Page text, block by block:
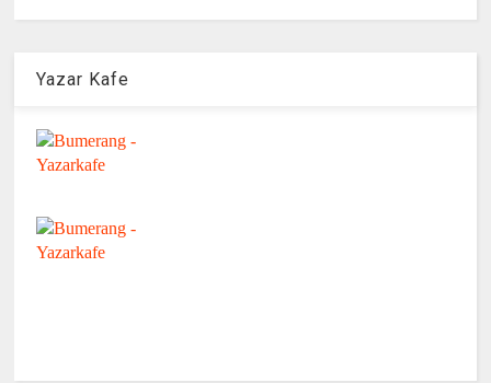
Yazar Kafe